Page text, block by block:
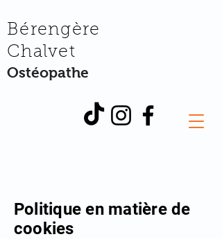
Ostéopathe
Bérengère
Chalvet
Politique en matière de
cookies